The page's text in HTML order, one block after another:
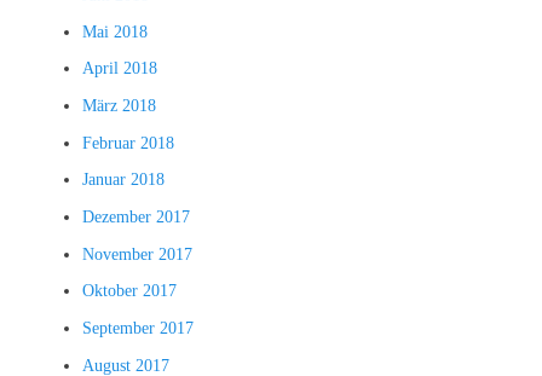
Mai 2018
April 2018
März 2018
Februar 2018
Januar 2018
Dezember 2017
November 2017
Oktober 2017
September 2017
August 2017